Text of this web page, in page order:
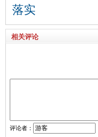
落实
相关评论
评论者：